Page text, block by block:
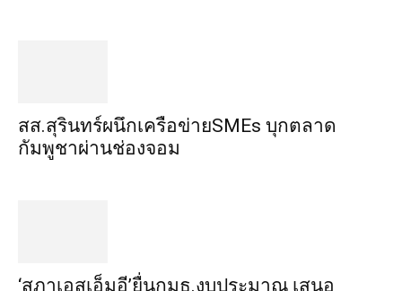
สส.สุรินทร์ผนึกเครือข่ายSMEs บุกตลาด
กัมพูชาผ่านช่องจอม
‘สภาเอสเอ็มอี’ยื่นกมธ.งบประมาณ เสนอ